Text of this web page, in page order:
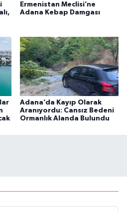
Ermenistan Meclisi’ne
Adana Kebap Damgası
Adana’da Kayıp Olarak
Aranıyordu: Cansız Bedeni
Ormanlık Alanda Bulundu